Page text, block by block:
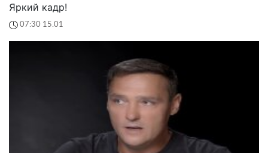
Яркий кадр!
07:30 15.01